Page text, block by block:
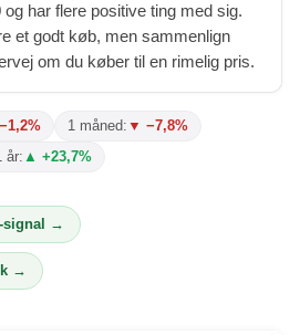
har flere positive ting med sig.
et godt køb, men sammenlign
om du køber til en rimelig pris.
1 måned: ▼ −7,8%
år: ▲ +23,7%
signal →
→